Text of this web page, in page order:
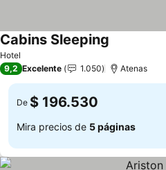
Hotel
Cabins Sleeping
9,2 Excelente 1.050 Atenas
De $ 196.530
Mira precios de 5 páginas